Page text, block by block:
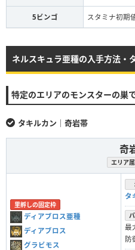
5ビンゴ スタミナ初期
ネルスキュラ亜種の入手方法・
特定のエリアのモンスターの巣
タキルカン｜奇岩帯
奇
エリア
里孵しの固定枠
ディアブロス亜種
ディアブロス
グラビモス
タ